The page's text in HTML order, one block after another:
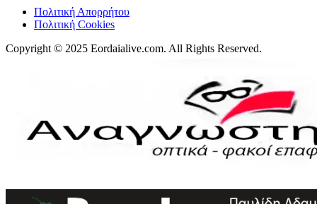
Πολιτική Απορρήτου
Πολιτική Cookies
Copyright © 2025 Eordaialive.com. All Rights Reserved.